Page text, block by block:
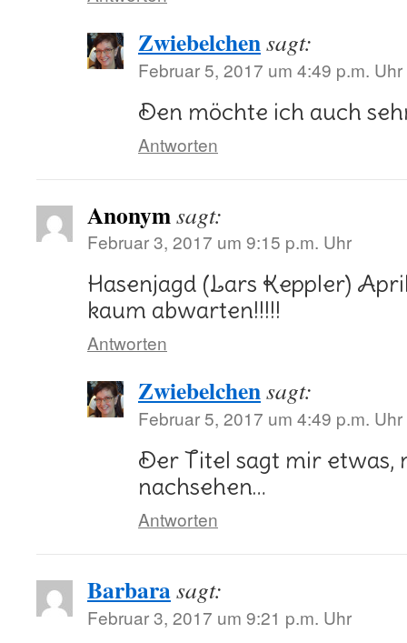
Zwiebelchensagt:
Februar 5, 2017 um 4:49 p.m. Uhr
Den möchte ich auch
Antworten
Anonymsagt:
Februar 3, 2017 um 9:15 p.m. Uhr
Hasenjagd (Lars Keppler)
kaum abwarten!!!!!
Antworten
Zwiebelchensagt:
Februar 5, 2017 um 4:49 p.m. Uhr
Der Titel sagt mir etwas,
nachsehen…
Antworten
Barbarasagt:
Februar 3, 2017 um 9:21 p.m. Uhr